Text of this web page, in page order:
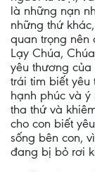
là những nạn
những thứ
quan trọng nên
Lạy Chúa,
yêu thương
trái tim biết yêu
hạnh phúc và
tha thứ và
cho con biết
sống bên con,
đang bị bỏ rơi